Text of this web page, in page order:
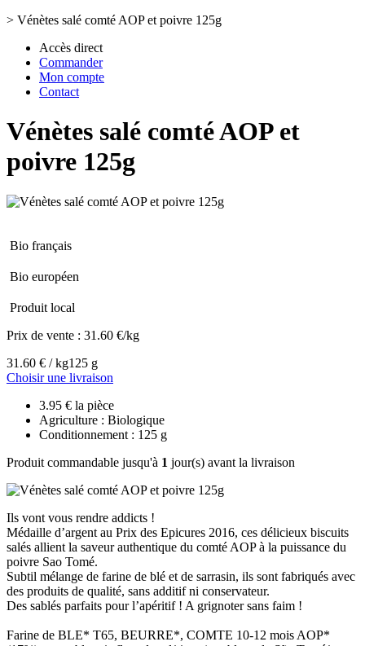
> Vénètes salé comté AOP et poivre 125g
Accès direct
Commander
Mon compte
Contact
Vénètes salé comté AOP et
poivre 125g
Bio français
Bio européen
Produit local
Prix de vente : 31.60 €/kg
31.60 € / kg125 g
Choisir une livraison
3.95 € la pièce
Agriculture : Biologique
Conditionnement : 125 g
Produit commandable jusqu'à 1 jour(s) avant la livraison
Ils vont vous rendre addicts !
Médaille d’argent au Prix des Epicures 2016, ces délicieux biscuits
salés allient la saveur authentique du comté AOP à la puissance du
poivre Sao Tomé.
Subtil mélange de farine de blé et de sarrasin, ils sont fabriqués avec
des produits de qualité, sans additif ni conservateur.
Des sablés parfaits pour l’apéritif ! A grignoter sans faim !
Farine de BLE* T65, BEURRE*, COMTE 10-12 mois AOP*